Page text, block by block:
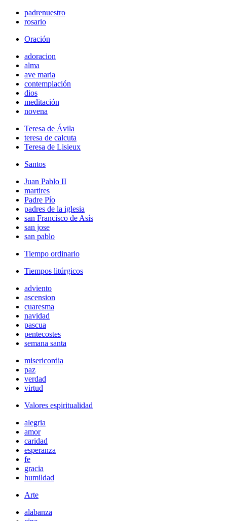
padrenuestro
rosario
Oración
adoracion
alma
ave maria
contemplación
dios
meditación
novena
Teresa de Ávila
teresa de calcuta
Teresa de Lisieux
Santos
Juan Pablo II
martires
Padre Pío
padres de la iglesia
san Francisco de Asís
san jose
san pablo
Tiempo ordinario
Tiempos litúrgicos
adviento
ascension
cuaresma
navidad
pascua
pentecostes
semana santa
misericordia
paz
verdad
virtud
Valores espiritualidad
alegria
amor
caridad
esperanza
fe
gracia
humildad
Arte
alabanza